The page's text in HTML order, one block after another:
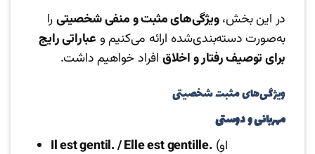
در این بخش،ویژگی‌های مثبت و منفی شخصیتیرا
به‌صورت دسته‌بندی‌شده ارائه می‌کنیم و عباراتی رایج
برای توصیف رفتار و اخلاق افراد خواهیم داشت.
ویژگی‌های مثبت شخصیتی
مهربانی و دوستی
Il est gentil. / Elle est gentille.(او